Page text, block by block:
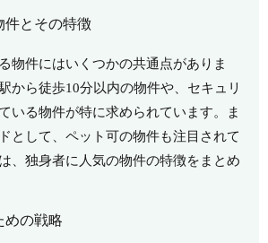
件とその特徴
物件にはいくつかの共通点がありま
から徒歩10分以内の物件や、セキュリ
いる物件が特に求められています。ま
として、ペット可の物件も注目されて
、独身者に人気の物件の特徴をまとめ
めの戦略